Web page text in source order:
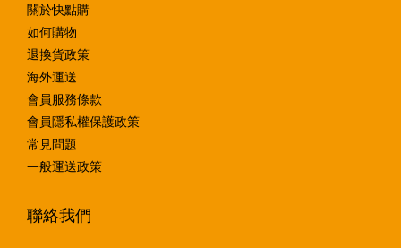
關於快點購
如何購物
退換貨政策
海外運送
會員服務條款
會員隱私權保護政策
常見問題
一般運送政策
聯絡我們